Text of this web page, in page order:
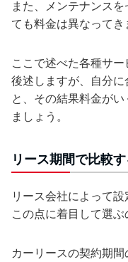
また、メンテナンス
ても料金は異なってき
ここで述べた各種サ
後述しますが、自分
と、その結果料金が
ましょう。
リース期間で比較
リース会社によって設
この点に着目して選ぶ
カーリースの契約期